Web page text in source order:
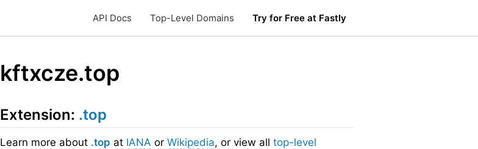
API Docs Top-Level Domains Try for Free at Fastly
kftxcze.top
Extension: .top
Learn more about .top at IANA or Wikipedia, or view all top-level